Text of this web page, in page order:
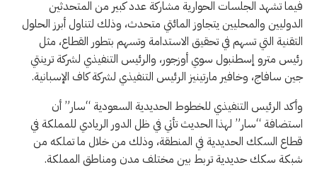
فيما تشهد الجلسات الحوارية مشاركة عدد كبير من المتحدثين
الدوليين والمحليين يتجاوز المائتي متحدث، وذلك لتناول أبرز الحلول
التقنية التي تسهم في تحقيق الاستدامة وتسهم بتطور القطاع، مثل
رئيس مترو إسطنبول سوي أوزجور، والرئيس التنفيذي لشركة ترينتي
جين سافاج، وخافير مارتينيز الرئيس التنفيذي لشركة كاف الإسبانية.
وأكد الرئيس التنفيذي للخطوط الحديدية السعودية “سار” أن
استضافة “سار” لهذا الحديث تأتي في ظل الدور الريادي للمملكة في
قطاع السكك الحديدية في المنطقة، وذلك من خلال ما تملكه من
شبكة سكك حديدية تربط بين مختلف مدن ومناطق المملكة.